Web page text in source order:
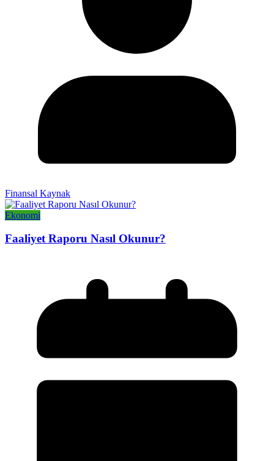
Finansal Kaynak
Ekonomi
Faaliyet Raporu Nasıl Okunur?